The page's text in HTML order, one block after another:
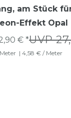
am Stück
Effekt Opal
UVP
€ *
Meter | 4,58 € / Meter